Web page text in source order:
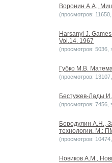
Воронин А.А.,
(просмотров:
Harsanyi J.
Vol.14. 1967
(просмотров: 5036,
Губко М.В.
(просмотров:
Бестужев-Лады
(просмотров: 7456,
Бородулин А.Н.,
технологии. М.:
(просмотров:
Новиков А.М.,